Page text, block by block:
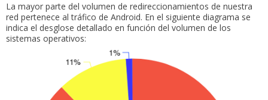
La mayor parte del volumen de redireccionamientos de nuestra
red pertenece al tráfico de Android. En el siguiente diagrama se
indica el desglose detallado en función del volumen de los
sistemas operativos: